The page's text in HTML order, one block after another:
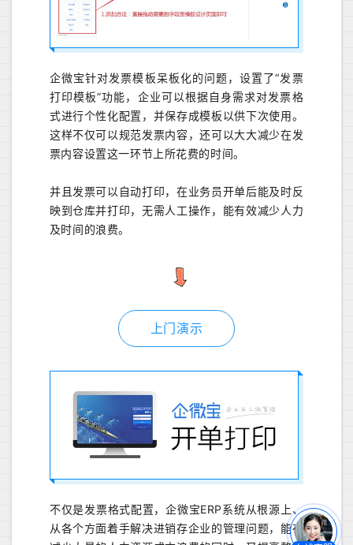
企微宝针对发票模板呆板化的问题，设置了“发票
打印模板”功能，企业可以根据自身需求对发票格
式进行个性化配置，并保存成模板以供下次使用。
这样不仅可以规范发票内容，还可以大大减少在发
票内容设置这一环节上所花费的时间。
并且发票可以自动打印，在业务员开单后能及时反
映到仓库并打印，无需人工操作，能有效减少人力
及时间的浪费。
上门演示
不仅是发票格式配置，企微宝ERP系统从根源上、
从各个方面着手解决进销存企业的管理问题，能在